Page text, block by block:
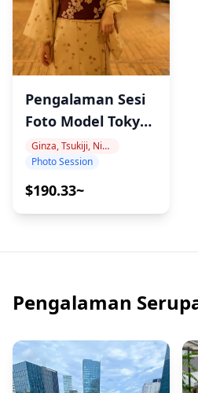
Pengalaman Sesi
Foto Model Tokyo
di Dekat Tokyo
Station – Sesi
Pribadi bersama
Model Lokal
Ginza, Tsukiji, Nihonbashi
Photo Session
$190.33~
Pengalaman